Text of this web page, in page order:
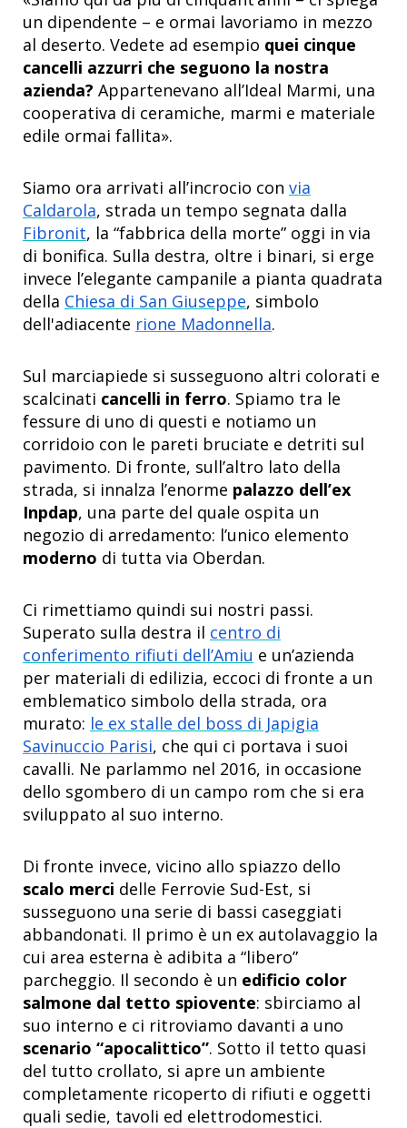
un dipendente – e ormai lavoriamo in mezzo
al deserto. Vedete ad esempio quei cinque
cancelli azzurri che seguono la nostra
azienda? Appartenevano all’Ideal Marmi, una
cooperativa di ceramiche, marmi e materiale
edile ormai fallita».
Siamo ora arrivati all’incrocio con via
Caldarola, strada un tempo segnata dalla
Fibronit, la “fabbrica della morte” oggi in via
di bonifica. Sulla destra, oltre i binari, si erge
invece l’elegante campanile a pianta quadrata
della Chiesa di San Giuseppe, simbolo
dell'adiacente rione Madonnella.
Sul marciapiede si susseguono altri colorati e
scalcinati cancelli in ferro. Spiamo tra le
fessure di uno di questi e notiamo un
corridoio con le pareti bruciate e detriti sul
pavimento. Di fronte, sull’altro lato della
strada, si innalza l’enorme palazzo dell’ex
Inpdap, una parte del quale ospita un
negozio di arredamento: l’unico elemento
moderno di tutta via Oberdan.
Ci rimettiamo quindi sui nostri passi.
Superato sulla destra il centro di
conferimento rifiuti dell’Amiu e un’azienda
per materiali di edilizia, eccoci di fronte a un
emblematico simbolo della strada, ora
murato: le ex stalle del boss di Japigia
Savinuccio Parisi, che qui ci portava i suoi
cavalli. Ne parlammo nel 2016, in occasione
dello sgombero di un campo rom che si era
sviluppato al suo interno.
Di fronte invece, vicino allo spiazzo dello
scalo merci delle Ferrovie Sud-Est, si
susseguono una serie di bassi caseggiati
abbandonati. Il primo è un ex autolavaggio la
cui area esterna è adibita a “libero”
parcheggio. Il secondo è un edificio color
salmone dal tetto spiovente: sbirciamo al
suo interno e ci ritroviamo davanti a uno
scenario “apocalittico”. Sotto il tetto quasi
del tutto crollato, si apre un ambiente
completamente ricoperto di rifiuti e oggetti
quali sedie, tavoli ed elettrodomestici.